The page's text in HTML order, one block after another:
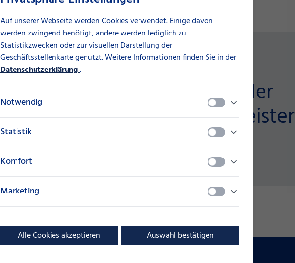
Auf unserer Webseite werden Cookies verwendet. Einige davon
werden zwingend benötigt, andere werden lediglich zu
Statistikzwecken oder zur visuellen Darstellung der
Geschäftsstellenkarte genutzt. Weitere Informationen finden Sie in der
Datenschutzerklärung.
Notwendig
Statistik
Komfort
Marketing
Alle Cookies akzeptieren Auswahl bestätigen
Stellenangebote
Werden Sie Teil einer der
größten Finanzdienstleister
Deutschlands.